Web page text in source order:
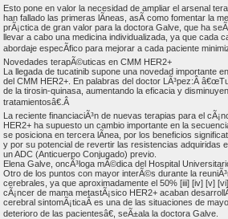
Esto pone en valor la necesidad de ampliar el arsenal
han fallado las primeras lÃ­neas, asÃ­ como fomentar la
prÃ¡ctica de gran valor para la doctora Galve, que ha
llevar a cabo una medicina individualizada, ya que cada
abordaje especÃ­fico para mejorar a cada paciente
Novedades terapÃ©uticas en CMM HER2+
La llegada de tucatinib supone una novedad importante
del CMM HER2+. En palabras del doctor LÃ³pez:Â
de la tirosin-quinasa, aumentando la eficacia y
tratamientosâ€.Â
La reciente financiaciÃ³n de nuevas terapias para el
HER2+ ha supuesto un cambio importante en la
se posiciona en tercera lÃ­nea, por los beneficios
y por su potencial de revertir las resistencias adquiridas
un ADC (Anticuerpo Conjugado) previo.
Elena Galve, oncÃ³loga mÃ©dica del Hospital
Otro de los puntos con mayor interÃ©s durante la
cerebrales, ya que aproximadamente el 50% [iii] [iv] [v]
cÃ¡ncer de mama metastÃ¡sico HER2+ acaban
cerebral sintomÃ¡ticaÂ es una de las situaciones de
deterioro de las pacientesâ€, seÃ±ala la doctora Galve.